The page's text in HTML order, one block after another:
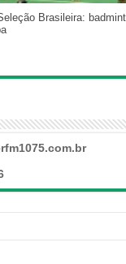
Brasileira: